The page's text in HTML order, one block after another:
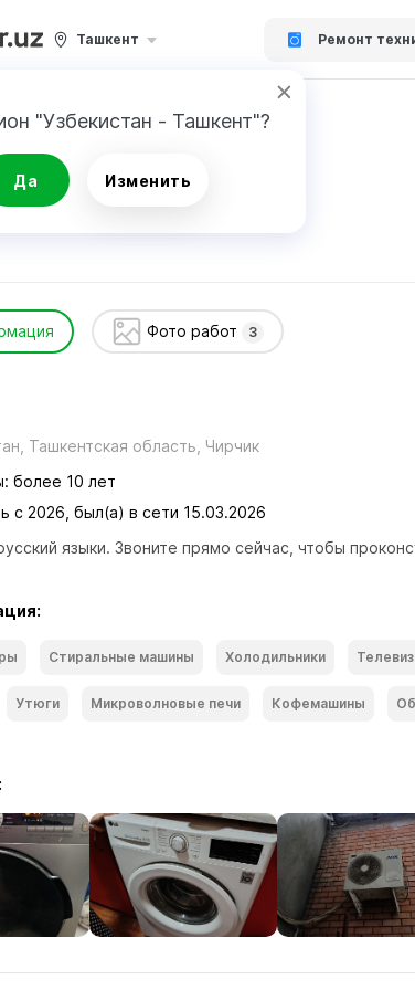
Ташкент Ремонт
"Узбекистан - Ташкент"?
Да Изменить
Ремонт техники Дяров Ш.
Дяров Ш.
Фото работ 3
Ташкентская область, Чиpчик
более 10 лет
с 2026, был(а) в сети 15.03.2026
языки. Звоните прямо сейчас, чтобы
Стиральные машины Холодильники
Утюги Микроволновые печи Кофемашины